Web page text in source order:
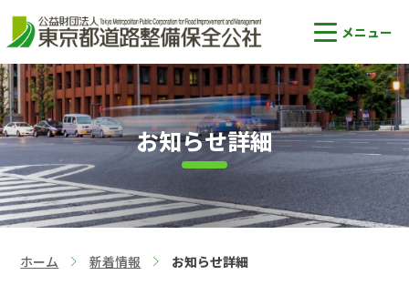
お知らせ詳細
ホーム
新着情報
お知らせ詳細